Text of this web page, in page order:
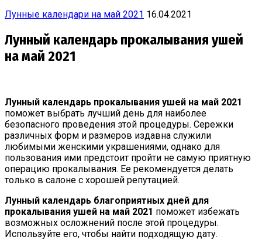
Лунные календари на май 2021 16.04.2021
Лунный календарь прокалывания ушей
на май 2021
Лунный календарь прокалывания ушей на май 2021
поможет выбрать лучший день для наиболее
безопасного проведения этой процедуры. Сережки
различных форм и размеров издавна служили
любимыми женскими украшениями, однако для
пользования ими предстоит пройти не самую приятную
операцию прокалывания. Ее рекомендуется делать
только в салоне с хорошей репутацией.
Лунный календарь благоприятных дней для
прокалывания ушей на май 2021 поможет избежать
возможных осложнений после этой процедуры.
Используйте его, чтобы найти подходящую дату.